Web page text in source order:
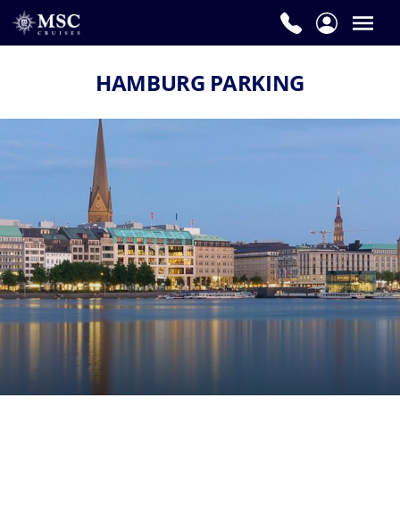
HAMBURG PARKING